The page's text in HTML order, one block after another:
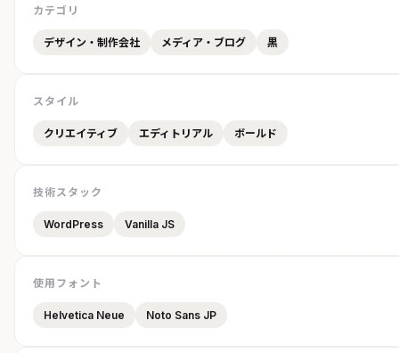
カテゴリ
デザイン・制作会社 メディア・ブログ 黒
スタイル
クリエイティブ エディトリアル ボールド
技術スタック
WordPress Vanilla JS
使用フォント
Helvetica Neue Noto Sans JP